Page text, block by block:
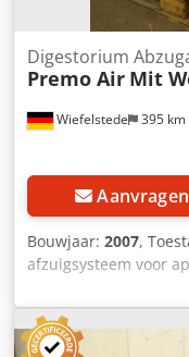
Wiefelstede 395 km
Digestorium
Premo Air Mit
Aanvragen
Bouwjaar: 2007,
afzuigsysteem voor
Binnenafmetingen:
uitvoering -Glasdeur
Aansluiting: 0,085